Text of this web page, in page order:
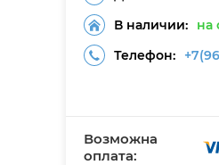
В наличии:
на
Телефон:
Возможна
оплата: